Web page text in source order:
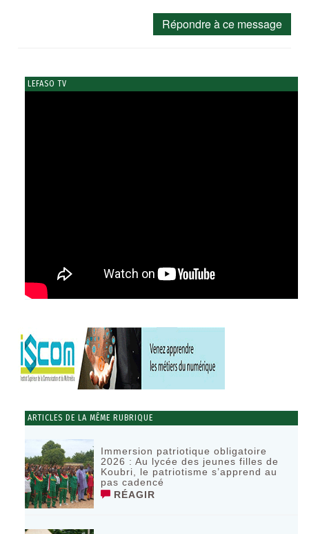
Répondre à ce message
LEFASO TV
ARTICLES DE LA MÊME RUBRIQUE
Immersion patriotique obligatoire
2026 : Au lycée des jeunes filles de
Koubri, le patriotisme s’apprend au
pas cadencé
RÉAGIR